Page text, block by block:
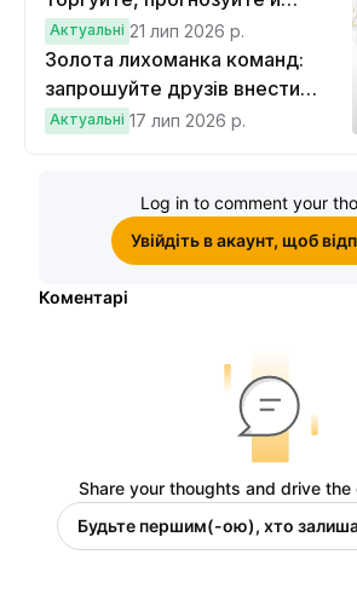
вигравайте Cybertruck
Актуальні 21 лип 2026 р.
Золота лихоманка команд:
запрошуйте друзів внести
депозит на $100 і торгувати на
Актуальні 17 лип 2026 р.
Log in to comment your
Увійдіть в акаунт, щоб
Коментарі
Share your thoughts and drive the
Будьте першим(-ою), хто